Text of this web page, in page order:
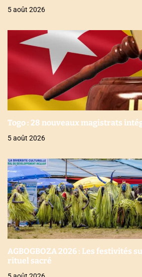
5 août 2026
Togo : 28 nouveaux magistrats
5 août 2026
AGBOGBOZA 2026 : Les festivités
rituel sacré